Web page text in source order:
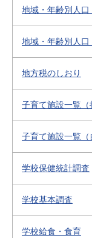
地域・年齢別人口
地域・年齢別人口
地方税のしおり
子育て施設一覧（
子育て施設一覧（
学校保健統計調査
学校基本調査
学校給食・食育